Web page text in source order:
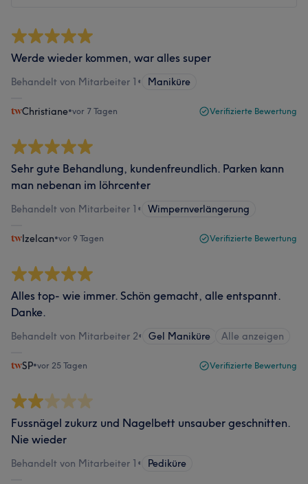
Werde wieder kommen, war alles super
Behandelt von Mitarbeiter 1 • Maniküre
Christiane•vor 7 Tagen Verifizierte Bewertung
Sehr gute Behandlung, kundenfreundlich. Parken kann
man nebenan im löhrcenter
Behandelt von Mitarbeiter 1 • Wimpernverlängerung
Izelcan•vor 9 Tagen Verifizierte Bewertung
Alles top- wie immer. Schön gemacht, alle entspannt.
Danke.
Behandelt von Mitarbeiter 2• Gel Maniküre Alle anzeigen
SP•vor 25 Tagen Verifizierte Bewertung
Fussnägel zukurz und Nagelbett unsauber geschnitten.
Nie wieder
Behandelt von Mitarbeiter 1 • Pediküre